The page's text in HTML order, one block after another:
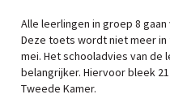
Alle leerlingen in groep 8
Deze toets wordt niet meer
mei. Het schooladvies van
belangrijker. Hiervoor bleek
Tweede Kamer.